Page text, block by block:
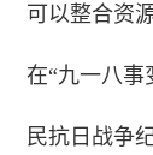
可以整合资
在“九一八事
民抗日战争